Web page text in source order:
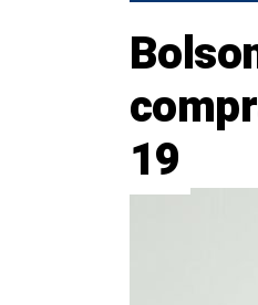
19